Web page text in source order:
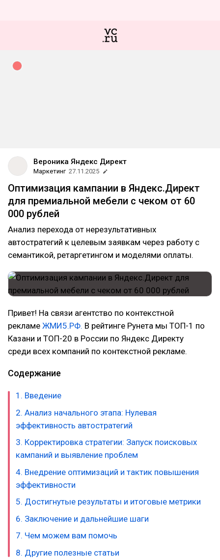
Вероника Яндекс Директ
Маркетинг 27.11.2025
Оптимизация кампании в Яндекс.Директ
для премиальной мебели с чеком от 60
000 рублей
Анализ перехода от нерезультативных
автостратегий к целевым заявкам через работу с
семантикой, ретаргетингом и моделями оплаты.
Привет! На связи агентство по контекстной
рекламе ЖМИ5.РФ. В рейтинге Рунета мы ТОП-1 по
Казани и ТОП-20 в России по Яндекс Директу
среди всех компаний по контекстной рекламе.
Содержание
1. Введение
2. Анализ начального этапа: Нулевая
эффективность автостратегий
3. Корректировка стратегии: Запуск поисковых
кампаний и выявление проблем
4. Внедрение оптимизаций и тактик повышения
эффективности
5. Достигнутые результаты и итоговые метрики
6. Заключение и дальнейшие шаги
7. Чем можем вам помочь
8. Другие полезные статьи